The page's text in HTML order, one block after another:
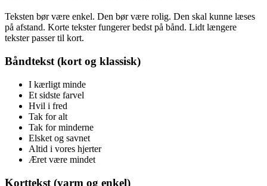
Teksten bør være enkel. Den bør være rolig. Den skal kunne læses
på afstand. Korte tekster fungerer bedst på bånd. Lidt længere
tekster passer til kort.
Båndtekst (kort og klassisk)
I kærligt minde
Et sidste farvel
Hvil i fred
Tak for alt
Tak for minderne
Elsket og savnet
Altid i vores hjerter
Æret være mindet
Korttekst (varm og enkel)